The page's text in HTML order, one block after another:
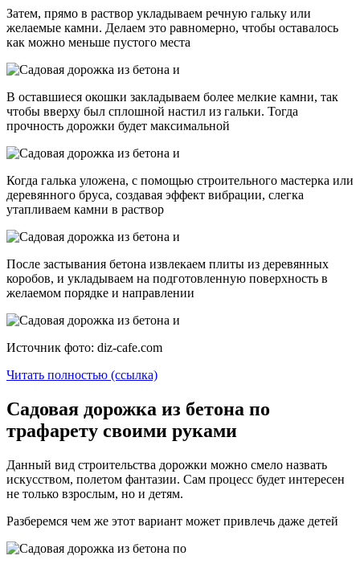
Затем, прямо в раствор укладываем речную гальку или
желаемые камни. Делаем это равномерно, чтобы оставалось
как можно меньше пустого места
В оставшиеся окошки закладываем более мелкие камни, так
чтобы вверху был сплошной настил из гальки. Тогда
прочность дорожки будет максимальной
Когда галька уложена, с помощью строительного мастерка или
деревянного бруса, создавая эффект вибрации, слегка
утапливаем камни в раствор
После застывания бетона извлекаем плиты из деревянных
коробов, и укладываем на подготовленную поверхность в
желаемом порядке и направлении
Источник фото: diz-cafe.com
Читать полностью (ссылка)
Садовая дорожка из бетона по
трафарету своими руками
Данный вид строительства дорожки можно смело назвать
искусством, полетом фантазии. Сам процесс будет интересен
не только взрослым, но и детям.
Разберемся чем же этот вариант может привлечь даже детей